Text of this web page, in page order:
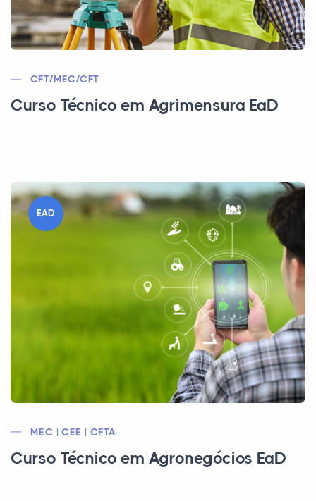
CFT/MEC/CFT
Curso Técnico em Agrimensura EaD
EAD
MEC | CEE | CFTA
Curso Técnico em Agronegócios EaD